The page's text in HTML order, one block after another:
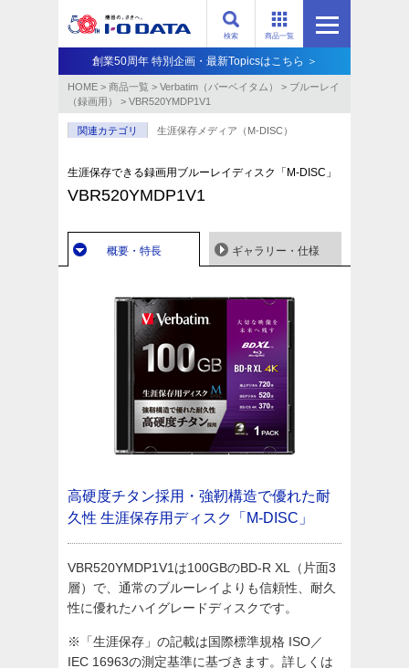
商品一覧
検索
創業50周年 特別企画・最新Topicsはこちら ＞
HOME > 商品一覧 > Verbatim（バーベイタム） > ブルーレイ
（録画用）
> VBR520YMDP1V1
関連カテゴリ 生涯保存メディア（M-DISC）
生涯保存できる録画用ブルーレイディスク「M-DISC」
VBR520YMDP1V1
概要・特長 ギャラリー・仕様
高硬度チタン採用・強靭構造で優れた耐
久性 生涯保存用ディスク「M-DISC」
VBR520YMDP1V1は100GBのBD-R XL（片面3
層）で、通常のブルーレイよりも信頼性、耐久
性に優れたハイグレードディスクです。
※「生涯保存」の記載は国際標準規格 ISO／
IEC 16963の測定基準に基づきます。詳しくは